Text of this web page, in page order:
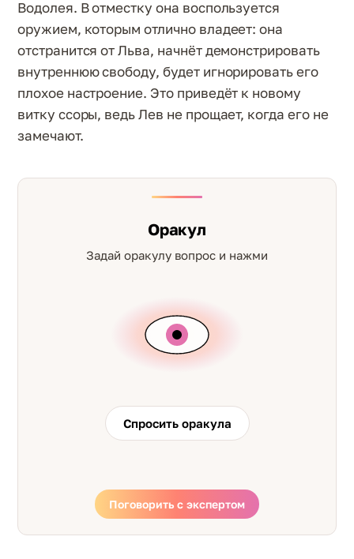
Водолея. В отместку она воспользуется
оружием, которым отлично владеет: она
отстранится от Льва, начнёт демонстрировать
внутреннюю свободу, будет игнорировать его
плохое настроение. Это приведёт к новому
витку ссоры, ведь Лев не прощает, когда его не
замечают.
Оракул
Задай оракулу вопрос и нажми
Спросить оракула
Поговорить с экспертом